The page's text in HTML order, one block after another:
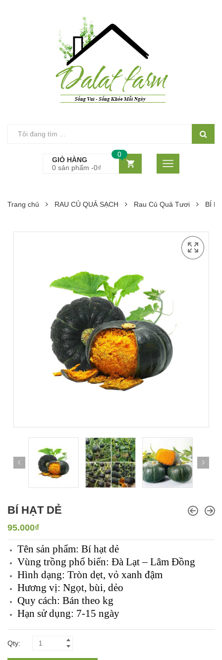
GIỎ HÀNG
0 sản phẩm -0₫
0
Trang chủ RAU CỦ QUẢ SẠCH Rau Củ Quả Tươi BÍ
BÍ HẠT DẺ
95.000₫
Tên sản phẩm: Bí hạt dẻ
Vùng trồng phổ biến: Đà Lạt – Lâm Đồng
Hình dạng: Tròn dẹt, vỏ xanh đậm
Hương vị: Ngọt, bùi, dẻo
Quy cách: Bán theo kg
Hạn sử dụng: 7-15 ngày
Qty: